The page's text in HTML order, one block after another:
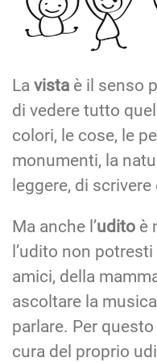
La vista è il senso
di vedere tutto
colori, le cose, le
monumenti, la
leggere, di
Ma anche l’udito è
l’udito non
amici, della
ascoltare la
parlare. Per
cura del proprio